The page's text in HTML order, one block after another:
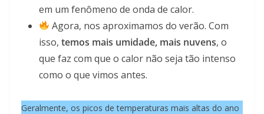
em um fenômeno de onda de calor.
Agora, nos aproximamos do verão. Com
isso, temos mais umidade, mais nuvens, o
que faz com que o calor não seja tão intenso
como o que vimos antes.
Geralmente, os picos de temperaturas mais altas do ano